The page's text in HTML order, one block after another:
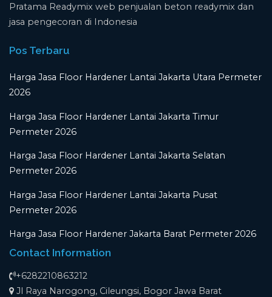
Pratama Readymix web penjualan beton readymix dan
jasa pengecoran di Indonesia
Pos Terbaru
Harga Jasa Floor Hardener Lantai Jakarta Utara Permeter
2026
Harga Jasa Floor Hardener Lantai Jakarta Timur
Permeter 2026
Harga Jasa Floor Hardener Lantai Jakarta Selatan
Permeter 2026
Harga Jasa Floor Hardener Lantai Jakarta Pusat
Permeter 2026
Harga Jasa Floor Hardener Jakarta Barat Permeter 2026
Contact Information
+6282210863212
Jl Raya Narogong, Cileungsi, Bogor Jawa Barat